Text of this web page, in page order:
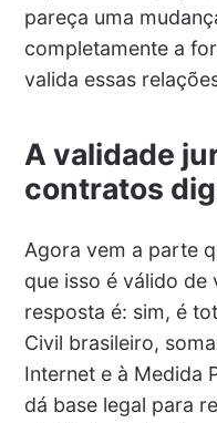
pareça uma
completamente a
valida essas
A validade
contratos
Agora vem a parte
que isso é válido de
resposta é: sim, é
Civil brasileiro,
Internet e à Medida
dá base legal para